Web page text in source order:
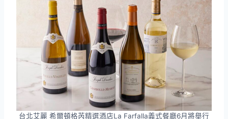
台北艾麗 希爾頓格芮精選酒店La Farfalla義式餐廳6月將舉行